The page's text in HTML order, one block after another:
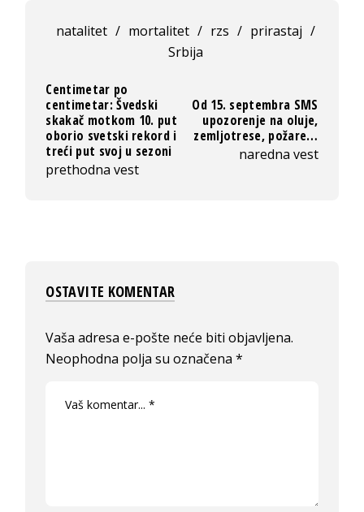
natalitet / mortalitet / rzs / prirastaj /
Srbija
Centimetar po
centimetar: Švedski
skakač motkom 10. put
oborio svetski rekord i
treći put svoj u sezoni
prethodna vest
Od 15. septembra SMS
upozorenje na oluje,
zemljotrese, požare…
naredna vest
OSTAVITE KOMENTAR
Vaša adresa e-pošte neće biti objavljena.
Neophodna polja su označena*